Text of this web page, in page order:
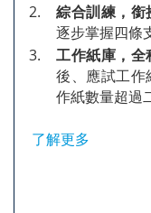
2.
綜合訓練，銜
逐步掌握四條
3.
工作紙庫，全
後、應試工作
作紙數量超過
了解更多